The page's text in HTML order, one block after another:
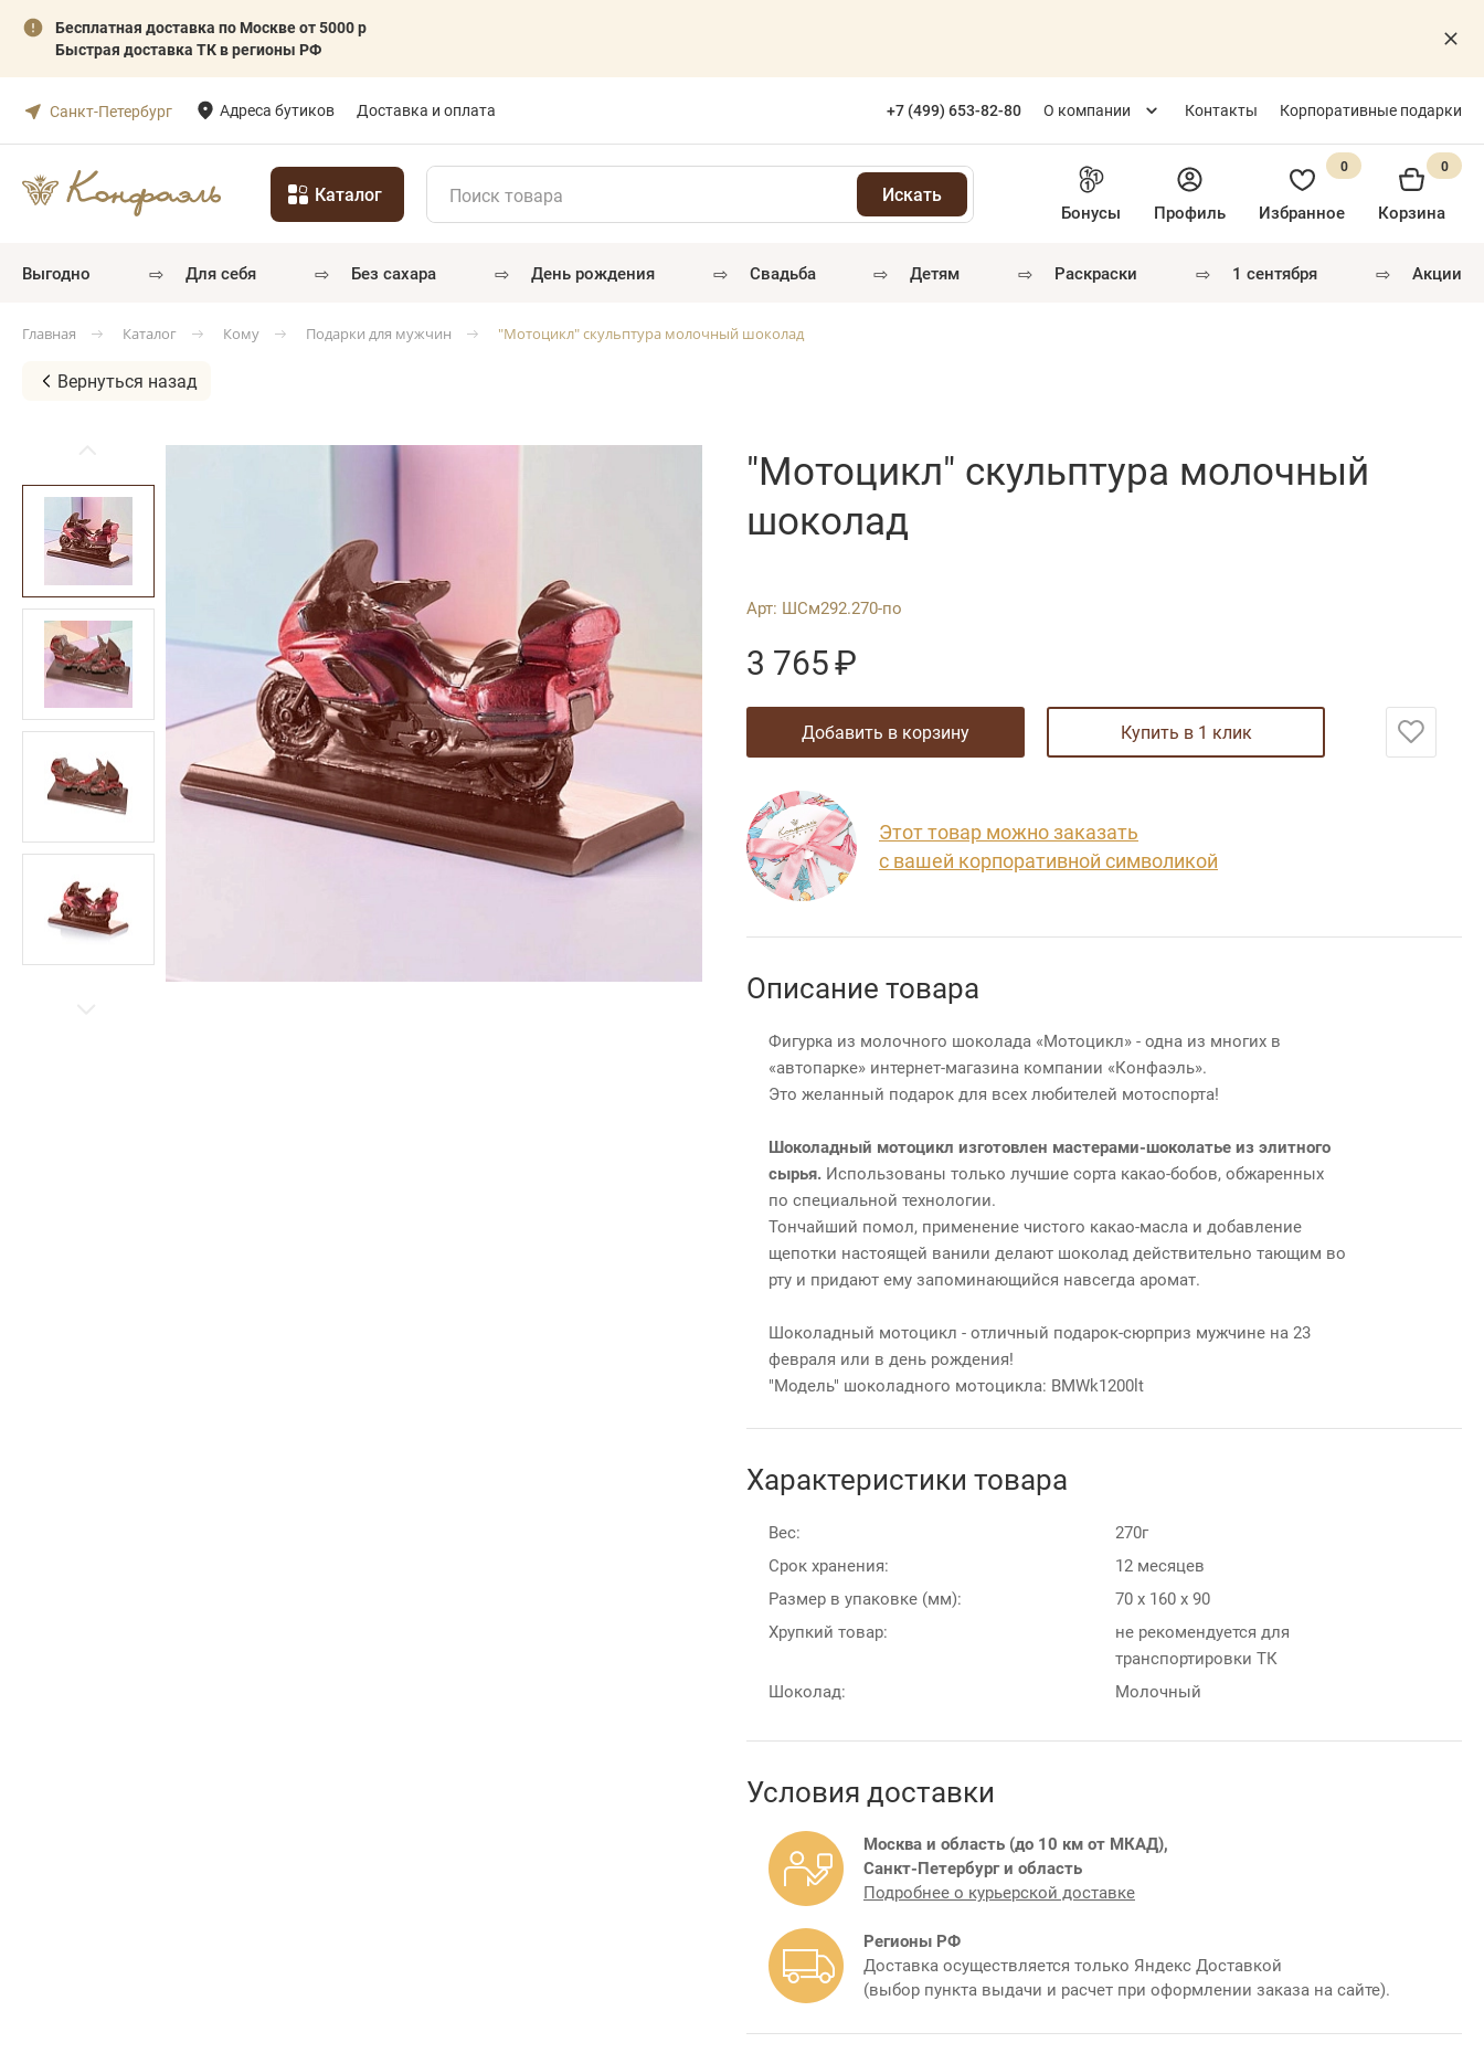
Бесплатная доставка по Москве от 5000 р
Быстрая доставка ТК в регионы РФ
Санкт-Петербург Адреса бутиков Доставка и оплата +7 (499) 653-82-80 О компании Контакты Корпоративные подарки
Каталог
Бонусы Профиль Избранное
0
Корзина
0
выгодно ⇨ для себя ⇨ без сахара ⇨ день рождения ⇨ свадьба ⇨ детям ⇨ раскраски ⇨ 1 сентября ⇨ акции
Главная Каталог Кому Подарки для мужчин "Мотоцикл" скульптура молочный шоколад
Вернуться назад
"Мотоцикл" скульптура молочный
шоколад
Арт: ШСм292.270-по
3 765₽
добавить в корзину купить в 1 клик
Этот товар можно заказать
с вашей корпоративной символикой
Описание товара
Фигурка из молочного шоколада «Мотоцикл» - одна из многих в
«автопарке» интернет-магазина компании «Конфаэль».
Это желанный подарок для всех любителей мотоспорта!
Шоколадный мотоцикл изготовлен мастерами-шоколатье из элитного
сырья. Использованы только лучшие сорта какао-бобов, обжаренных
по специальной технологии.
Тончайший помол, применение чистого какао-масла и добавление
щепотки настоящей ванили делают шоколад действительно тающим во
рту и придают ему запоминающийся навсегда аромат.
Шоколадный мотоцикл - отличный подарок-сюрприз мужчине на 23
февраля или в день рождения!
"Модель" шоколадного мотоцикла: BMWk1200lt
Характеристики товара
Вес:
270г
Срок хранения:
12 месяцев
Размер в упаковке (мм):
70 х 160 х 90
Хрупкий товар:
не рекомендуется для
транспортировки ТК
Шоколад:
Молочный
Условия доставки
Москва и область (до 10 км от МКАД),
Санкт-Петербург и область
Подробнее о курьерской доставке
Регионы РФ
Доставка осуществляется только Яндекс Доставкой
(выбор пункта выдачи и расчет при оформлении заказа на сайте).